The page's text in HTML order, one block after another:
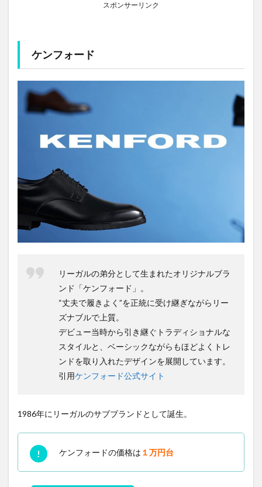
スポンサーリンク
ケンフォード
リーガルの弟分として生まれたオリジナルブラ
ンド「ケンフォード」。
“丈夫で履きよく”を正統に受け継ぎながらリー
ズナブルで上質。
デビュー当時から引き継ぐトラディショナルな
スタイルと、ベーシックながらもほどよくトレ
ンドを取り入れたデザインを展開しています。
引用ケンフォード公式サイト
1986年にリーガルのサブブランドとして誕生。
ケンフォードの価格は １万円台